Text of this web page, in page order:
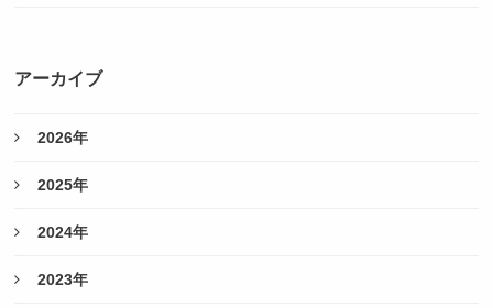
アーカイブ
2026年
2025年
2024年
2023年